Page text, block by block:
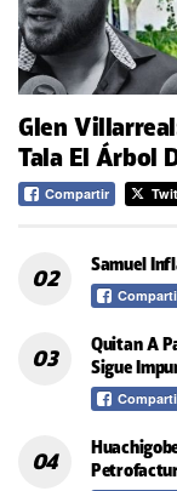
Glen
Tala El Árbol
Compartir
Samuel
Quitan A
Sigue